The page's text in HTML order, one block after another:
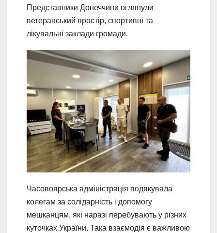
Представники Донеччини оглянули
ветеранський простір, спортивні та
лікувальні заклади громади.
Часовоярська адміністрація подякувала
колегам за солідарність і допомогу
мешканцям, які наразі перебувають у різних
куточках України. Така взаємодія є важливою